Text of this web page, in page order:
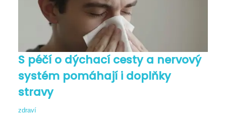
S péčí o dýchací cesty a nervový
systém pomáhají i doplňky
stravy
zdraví